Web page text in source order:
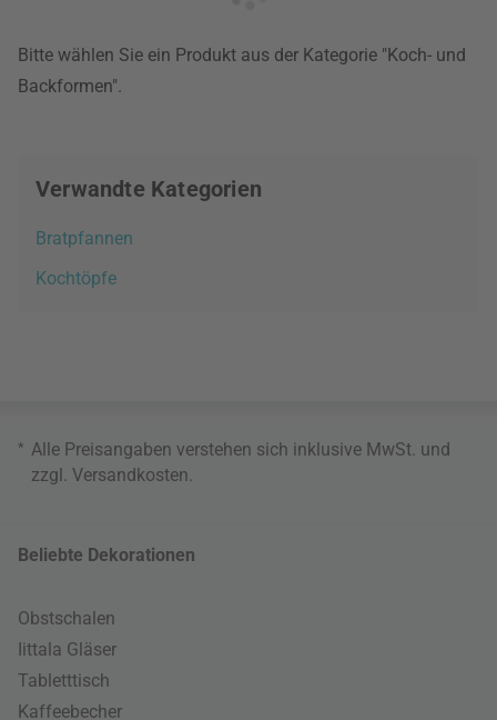
Bitte wählen Sie ein Produkt aus der Kategorie "Koch- und
Backformen".
Verwandte Kategorien
Bratpfannen
Kochtöpfe
* Alle Preisangaben verstehen sich inklusive MwSt. und
zzgl. Versandkosten.
Beliebte Dekorationen
Obstschalen
Iittala Gläser
Tabletttisch
Kaffeebecher